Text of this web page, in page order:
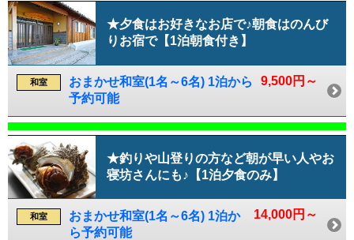
★夕食はお好きなお店で♪朝食はのんび
りお宿で【1泊朝食付き】
9,500円～
和室
おまかせ和室(1名～6名) 1泊から
予約可能
★釣りや山登りの方など朝が早い人やお
寝坊さんにも♪【1泊夕食のみ】
14,000円～
和室
おまかせ和室(1名～6名) 1泊か
ら予約可能